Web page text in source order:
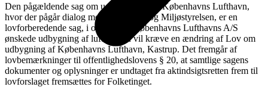
Den pågældende sag om udbygningen af Københavns Lufthavn,
hvor der pågår dialog med lufthavnen og Miljøstyrelsen, er en
lovforberedende sag, i og med, at Københavns Lufthavns A/S
ønskede udbygning af lufthavnen vil kræve en ændring af Lov om
udbygning af Københavns Lufthavn, Kastrup. Det fremgår af
lovbemærkninger til offentlighedslovens § 20, at samtlige sagens
dokumenter og oplysninger er undtaget fra aktindsigtsretten frem til
lovforslaget fremsættes for Folketinget.